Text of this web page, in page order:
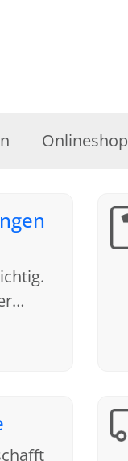
Onlineshop
Wir